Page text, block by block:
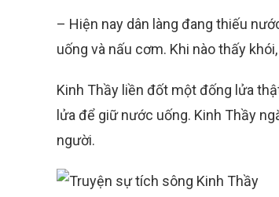
– Hiện nay dân làng đang thiếu
uống và nấu cơm. Khi nào thấy
Kinh Thầy liền đốt một đống lửa
lửa để giữ nước uống. Kinh Thầy
người.